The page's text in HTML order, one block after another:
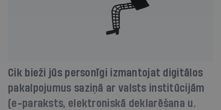
Cik bieži jūs personīgi izmantojat digitālos
pakalpojumus saziņā ar valsts institūcijām
(e-paraksts, elektroniskā deklarēšana u.